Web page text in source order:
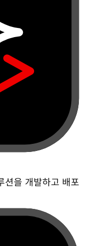
션을 개발하고 배포